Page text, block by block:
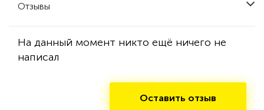
Отзывы
На данный момент никто ещё ничего не
написал
Оставить отзыв